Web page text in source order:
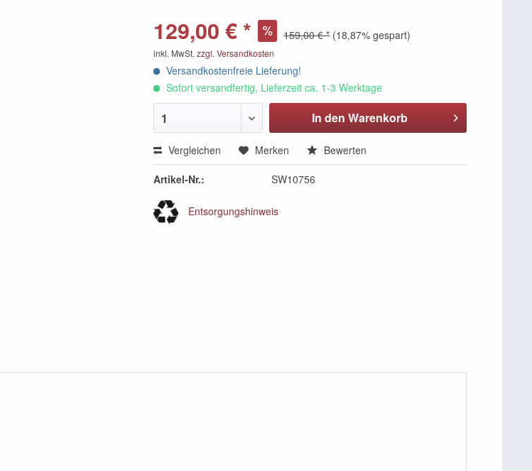
129,00 € * 159,00 € * (18,87% gespart)
inkl. MwSt.zzgl. Versandkosten
Versandkostenfreie Lieferung!
Sofort versandfertig, Lieferzeit ca. 1-3 Werktage
1 In den Warenkorb
Vergleichen Merken Bewerten
Artikel-Nr.: SW10756
Entsorgungshinweis